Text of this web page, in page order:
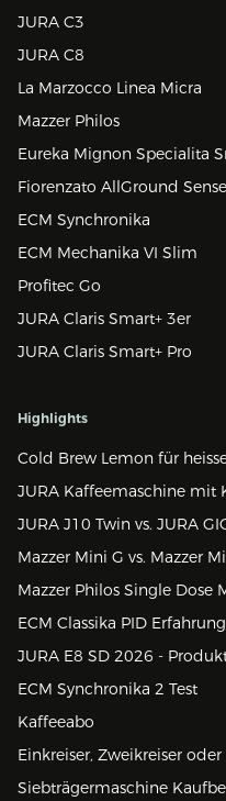
JURA C3
JURA C8
La Marzocco Linea Micra
Mazzer Philos
Eureka Mignon Specialita
Fiorenzato AllGround
ECM Synchronika
ECM Mechanika VI Slim
Profitec Go
JURA Claris Smart+ 3er
JURA Claris Smart+ Pro
Highlights
Cold Brew Lemon für
JURA Kaffeemaschine mit
JURA J10 Twin vs. JURA
Mazzer Mini G vs. Mazzer
Mazzer Philos Single Dose
ECM Classika PID
JURA E8 SD 2026 -
ECM Synchronika 2 Test
Kaffeeabo
Einkreiser, Zweikreiser
Siebträgermaschine